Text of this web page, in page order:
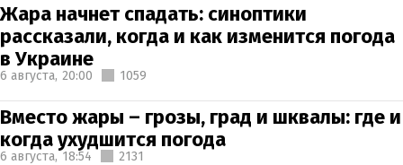
Жара начнет спадать: синоптики
рассказали, когда и как изменится погода
в Украине
6 августа, 20:00 1059
Вместо жары – грозы, град и шквалы: где и
когда ухудшится погода
6 августа, 18:54 2131